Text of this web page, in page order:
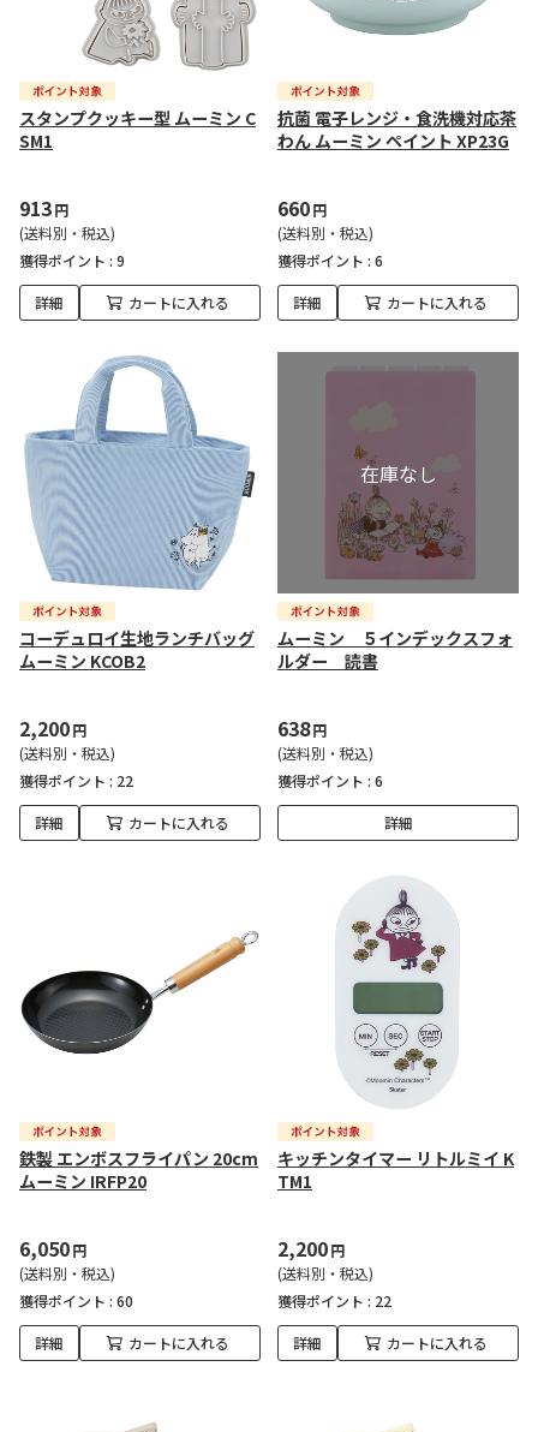
スタンプクッキー型 ムーミン C
SM1
913円
(送料別・税込)
獲得ポイント : 9
詳細 カートに入れる
抗菌 電子レンジ・食洗機対応茶
わん ムーミン ペイント XP23G
660円
(送料別・税込)
獲得ポイント : 6
詳細 カートに入れる
コーデュロイ生地ランチバッグ
ムーミン KCOB2
2,200円
(送料別・税込)
獲得ポイント : 22
詳細 カートに入れる
ムーミン ５インデックスフォ
ルダー 読書
638円
(送料別・税込)
獲得ポイント : 6
詳細
鉄製 エンボスフライパン 20cm
ムーミン IRFP20
6,050円
(送料別・税込)
獲得ポイント : 60
詳細 カートに入れる
キッチンタイマー リトルミイ K
TM1
2,200円
(送料別・税込)
獲得ポイント : 22
詳細 カートに入れる